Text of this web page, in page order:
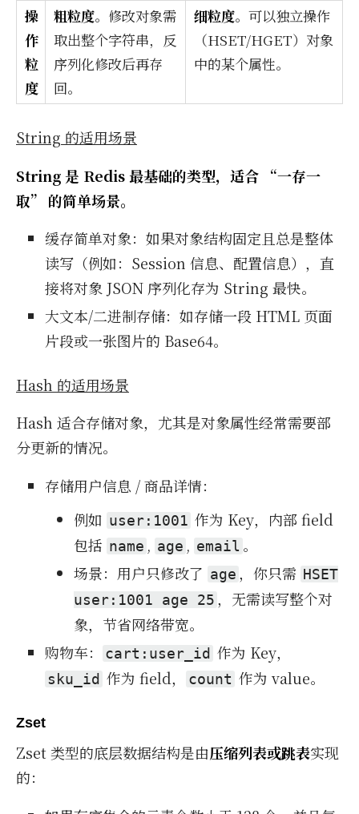
操
作
粒
度
粗粒度。修改对象需
取出整个字符串，反
序列化修改后再存
回。
细粒度。可以独立操作
（HSET/HGET）对象
中的某个属性。
String 的适用场景
String 是 Redis 最基础的类型，适合 “一存一
取” 的简单场景。
缓存简单对象：如果对象结构固定且总是整体
读写（例如：Session 信息、配置信息），直
接将对象 JSON 序列化存为 String 最快。
大文本/二进制存储：如存储一段 HTML 页面
片段或一张图片的 Base64。
Hash 的适用场景
Hash 适合存储对象，尤其是对象属性经常需要部
分更新的情况。
存储用户信息 / 商品详情：
例如 user:1001 作为 Key，内部 field
包括 name , age , email 。
场景：用户只修改了 age ，你只需 HSET
user:1001 age 25 ，无需读写整个对
象，节省网络带宽。
购物车：
cart:user_id 作为 Key，
sku_id 作为 field， count 作为 value。
Zset
Zset 类型的底层数据结构是由压缩列表或跳表实现
的：